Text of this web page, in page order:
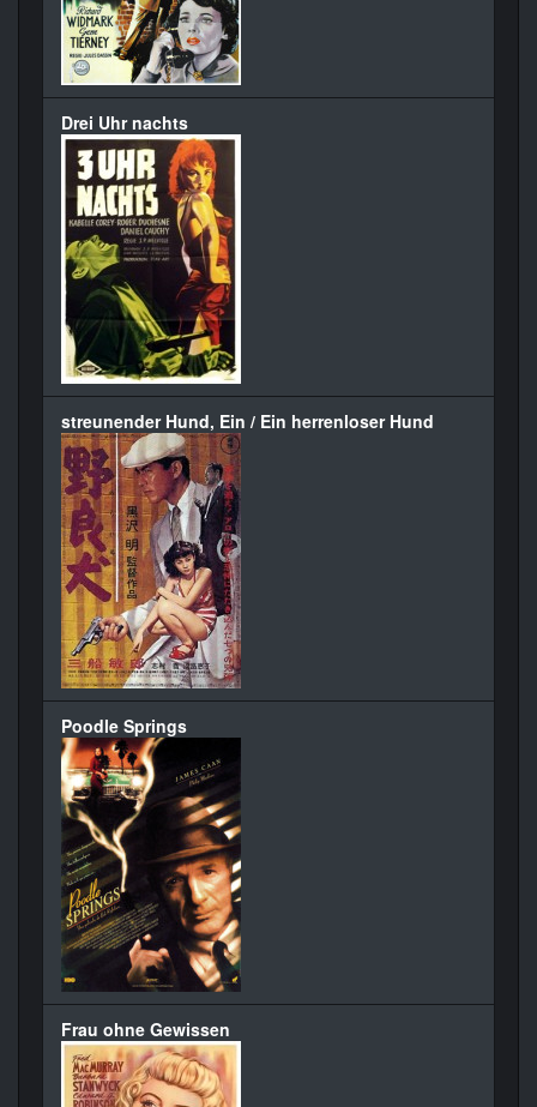
Drei Uhr nachts
streunender Hund, Ein / Ein herrenloser Hund
Poodle Springs
Frau ohne Gewissen